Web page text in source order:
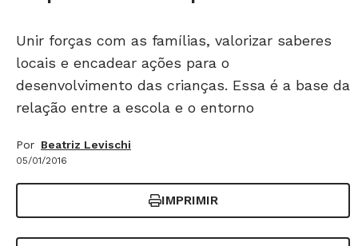
Unir forças com as famílias, valorizar saberes
locais e encadear ações para o
desenvolvimento das crianças. Essa é a base da
relação entre a escola e o entorno
Por Beatriz Levischi
05/01/2016
IMPRIMIR